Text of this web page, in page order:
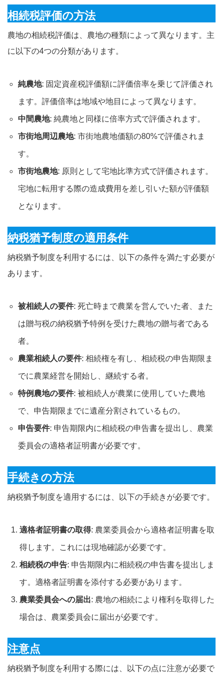
相続税評価の方法
農地の相続税評価は、農地の種類によって異なります。主
に以下の4つの分類があります。
純農地: 固定資産税評価額に評価倍率を乗じて評価され
ます。評価倍率は地域や地目によって異なります。
中間農地: 純農地と同様に倍率方式で評価されます。
市街地周辺農地: 市街地農地価額の80%で評価されま
す。
市街地農地: 原則として宅地比準方式で評価されます。
宅地に転用する際の造成費用を差し引いた額が評価額
となります。
納税猶予制度の適用条件
納税猶予制度を利用するには、以下の条件を満たす必要が
あります。
被相続人の要件: 死亡時まで農業を営んでいた者、また
は贈与税の納税猶予特例を受けた農地の贈与者である
者。
農業相続人の要件: 相続権を有し、相続税の申告期限ま
でに農業経営を開始し、継続する者。
特例農地の要件: 被相続人が農業に使用していた農地
で、申告期限までに遺産分割されているもの。
申告要件: 申告期限内に相続税の申告書を提出し、農業
委員会の適格者証明書が必要です。
手続きの方法
納税猶予制度を適用するには、以下の手続きが必要です。
適格者証明書の取得: 農業委員会から適格者証明書を取
得します。これには現地確認が必要です。
相続税の申告: 申告期限内に相続税の申告書を提出しま
す。適格者証明書を添付する必要があります。
農業委員会への届出: 農地の相続により権利を取得した
場合は、農業委員会に届出が必要です。
注意点
納税猶予制度を利用する際には、以下の点に注意が必要で